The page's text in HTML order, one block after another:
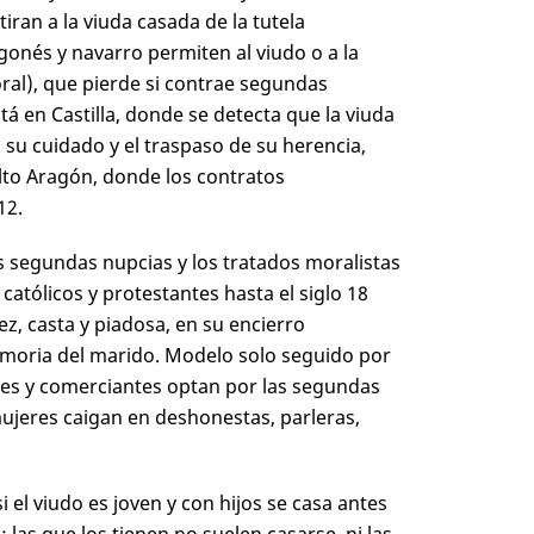
a la viuda casada de la tutela
y navarro permiten al viudo o a la
que pierde si contrae segundas
en Castilla, donde se detecta que la viuda
cuidado y el traspaso de su herencia,
Aragón, donde los contratos
.
nupcias y los tratados moralistas
y protestantes hasta el siglo 18
casta y piadosa, en su encierro
del marido. Modelo solo seguido por
y comerciantes optan por las segundas
caigan en deshonestas, parleras,
viudo es joven y con hijos se casa antes